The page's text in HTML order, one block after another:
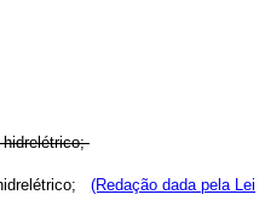
hidrelétrico;
(Redação dada pela Lei